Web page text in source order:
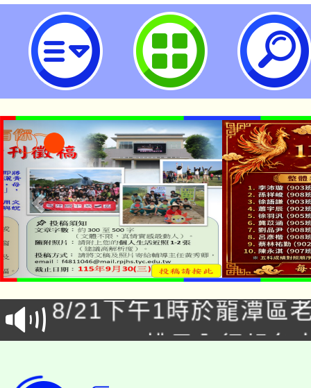
neilrpjhstyc網站設計者：徐嘉
「本色祭」8/29、30在
場熱烈登場!
8/21下午1時於龍潭區
徵才活動。
YOUNG桃局內行報名